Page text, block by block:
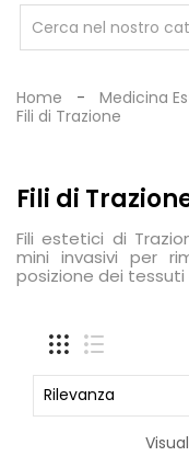
OCCHIALI
DI
Home Medicina
Fili di Trazione
Fili di
Fili estetici di
mini invasivi per
posizione dei tessuti
Rilevanza